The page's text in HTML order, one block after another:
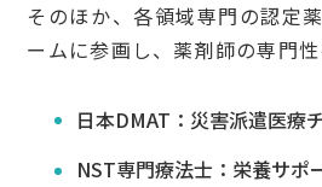
そのほか、各領域専門の認定
ームに参画し、薬剤師の専門性
日本DMAT：災害派遣医療
NST専門療法士：栄養サポ